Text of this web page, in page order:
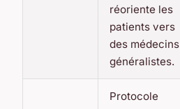
réoriente les
patients vers
des médecins
généralistes.
Protocole